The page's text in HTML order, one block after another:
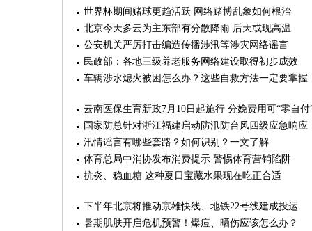
世界杯期间赌球更趋活跃 网络赌博乱象如何根治
北京今天多云为主东部有分散降雨 后天或现高温
公安机关严厉打击编造传播涉汛等涉灾网络谣言
民政部：各地三级养老服务网络建设取得初步成效
车辆涉水熄火被困怎么办？这些自救方法一定要掌握
云南医保生育新政7月10日起施行 分娩费用可“零自付
国家防总针对浙江福建启动防汛防台风四级应急响应
汛情谣言有哪些套路？如何识别？一文了解
体育总局中消协发布消费提示 警惕体育营销陷阱
抗炎、稳血糖 这种夏日宝藏水果现在吃正合适
下半年北京将推动京雄快线、地铁22号线建成投运
暑期肌肤开启危机预警！爆痘、晒伤应该怎么办？